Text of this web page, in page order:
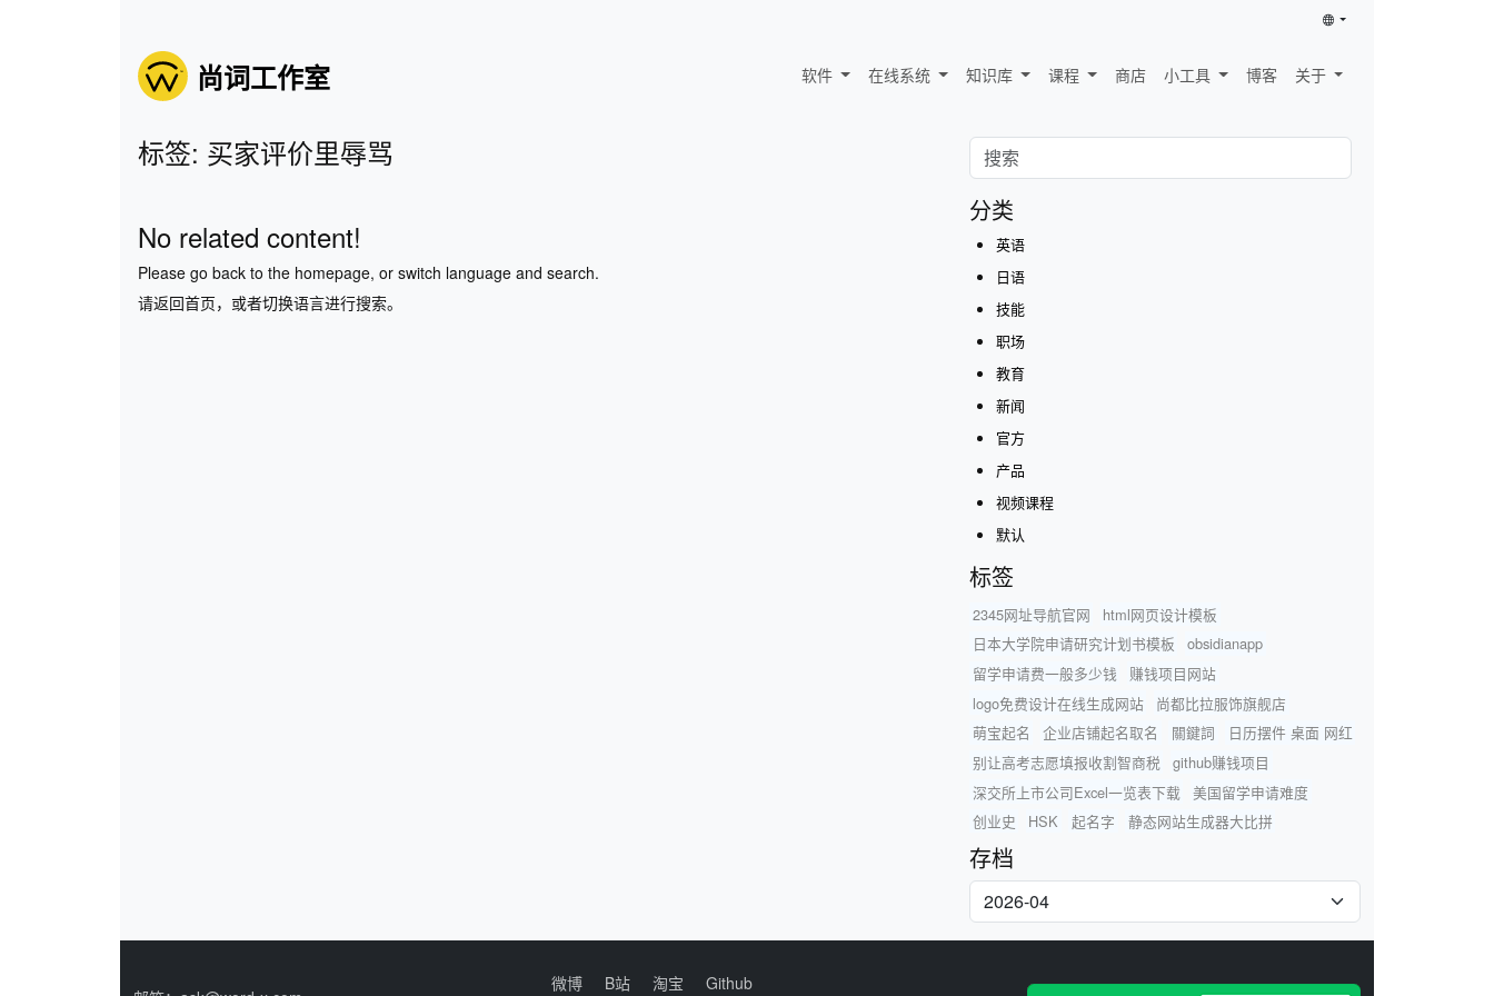
尚词工作室 软件 在线系统 知识库 课程 商店 小工具 博客 关于
标签: 买家评价里辱骂
No related content!
Please go back to the homepage, or switch language and search.
请返回首页，或者切换语言进行搜索。
分类
英语
日语
技能
职场
教育
新闻
官方
产品
视频课程
默认
标签
2345网址导航官网
html网页设计模板
日本大学院申请研究计划书模板
obsidianapp
留学申请费一般多少钱
赚钱项目网站
logo免费设计在线生成网站
尚都比拉服饰旗舰店
萌宝起名
企业店铺起名取名 關鍵詞
日历摆件 桌面 网红
别让高考志愿填报收割智商税
github赚钱项目
深交所上市公司Excel一览表下载
美国留学申请难度
创业史
HSK 起名字 静态网站生成器大比拼
存档
微博 B站 淘宝 Github